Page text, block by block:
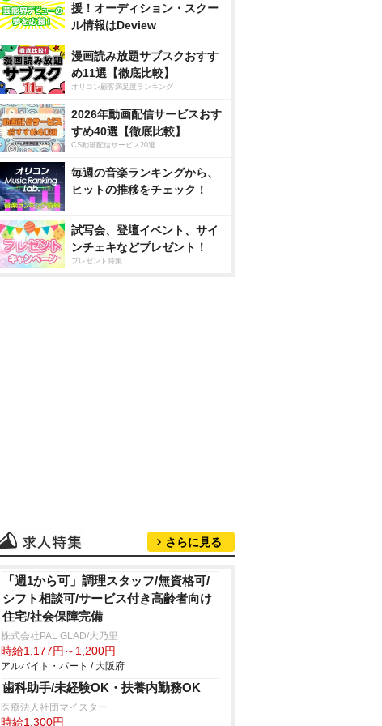
援！オーディション・スクー
ル情報はDeview
漫画読み放題サブスクおすす
め11選【徹底比較】
オリコン顧客満足度ランキング
2026年動画配信サービスおす
すめ40選【徹底比較】
CS動画配信サービス20選
毎週の音楽ランキングから、
ヒットの推移をチェック！
試写会、登壇イベント、サイ
ンチェキなどプレゼント！
プレゼント特集
さらに見る
「週1から可」調理スタッフ/無資格可/
シフト相談可/サービス付き高齢者向け
住宅/社会保障完備
株式会社PAL GLAD/大乃里
時給1,177円～1,200円
アルバイト・パート / 大阪府
歯科助手/未経験OK・扶養内勤務OK
医療法人社団マイスター
時給1,300円